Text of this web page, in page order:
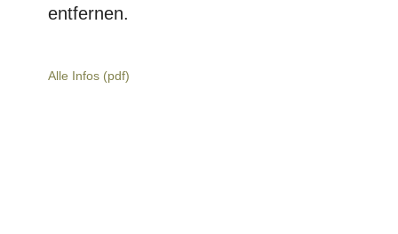
entfernen.
Alle Infos (pdf)